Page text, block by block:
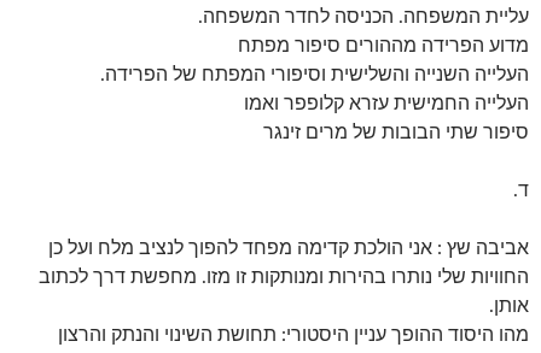
עליית המשפחה. הכניסה לחדר המשפחה.
מדוע הפרידה מההורים סיפור מפתח
העלייה השנייה והשלישית וסיפורי המפתח של הפרידה.
העלייה החמישית עזרא קלופפר ואמו
סיפור שתי הבובות של מרים זינגר
ד.
אביבה שץ : אני הולכת קדימה מפחד להפוך לנציב מלח ועל כן
החוויות שלי נותרו בהירות ומנותקות זו מזו. מחפשת דרך לכתוב
אותן.
מהו היסוד ההופך עניין היסטורי: תחושת השינוי והנתק והרצון